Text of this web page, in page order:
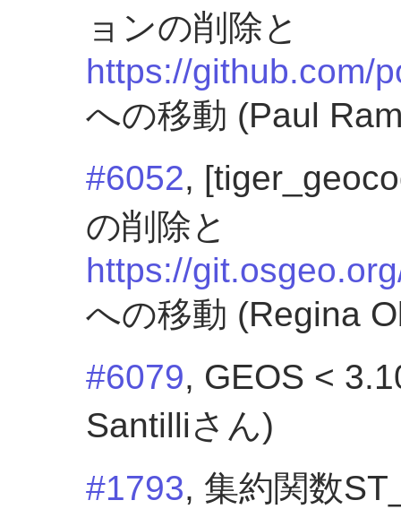
ョンの削除と
https://github.com/
への移動 (Paul
#6052,
の削除と
https://
への移動 (Regina
#6079, GEOS <
Santilliさん)
#1793, 集約関数